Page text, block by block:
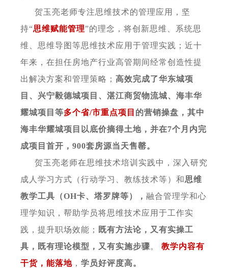
贺玉亮老师专注思维技术的管理应用，坚
持“思维赋能管理”的理念，将创新思维、系统思
维、思维导图等思维技术应用于管理实践；近十
年来，在担任房地产行业高管期间经常创造性提
出解决方案和管理策略； 高效完成了华东城项
目、兴宁毅德城项目、湛江商贸物流城、海丰华
耀城项目等多个省/市重点项目 的营销操盘，其中
海丰华耀城项目以底价摘得土地，并在7个月内完
成项目首开，900套房源当天售罄。
贺玉亮老师在思维技术培训实践中，深入研究
成人学习方式（行动学习、教练技术等）和思维
教学工具（OH卡、塔罗牌等）， 融合管理学和心
理学知识，帮助学员将思维技术应用于工作实
践，提升职场效能；
既有方法论，又有实操工
具，既有理论模型，又有实施步骤。
教学内容有
干货，能落地 ， 学员好评度高。